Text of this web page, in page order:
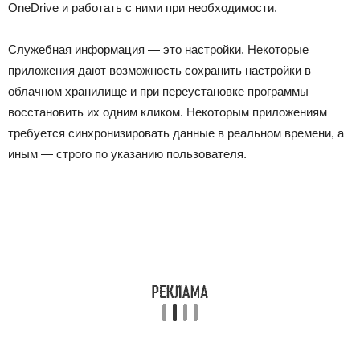
OneDrive и работать с ними при необходимости.
Служебная информация — это настройки. Некоторые
приложения дают возможность сохранить настройки в
облачном хранилище и при переустановке программы
восстановить их одним кликом. Некоторым приложениям
требуется синхронизировать данные в реальном времени, а
иным — строго по указанию пользователя.